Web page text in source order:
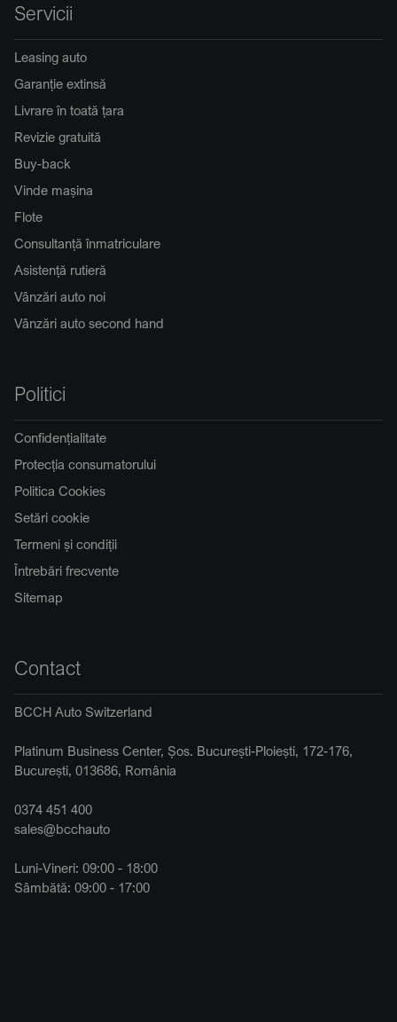
Servicii
Leasing auto
Garanție extinsă
Livrare în toată țara
Revizie gratuită
Buy-back
Vinde mașina
Flote
Consultanță înmatriculare
Asistență rutieră
Vânzări auto noi
Vânzări auto second hand
Politici
Confidențialitate
Protecția consumatorului
Politica Cookies
Setări cookie
Termeni și condiții
Întrebări frecvente
Sitemap
Contact
BCCH Auto Switzerland
Platinum Business Center, Șos. București-Ploiești, 172-176,
București, 013686, România
0374 451 400
sales@bcchauto
Luni-Vineri: 09:00 - 18:00
Sâmbătă: 09:00 - 17:00